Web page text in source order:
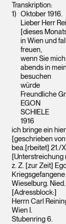
Transkription:
Oktober 1916.
Lieber Herr
[dieses
in Wien und
freuen,
wenn Sie
abends in
besuchen
würde
Freundliche
EGON
SCHIELE
1916
ich bringe ein
[geschrieben
bea.[rbeitet] 21./
[Unterstreichung
z. Z. [zur Zeit]
Wieselburg.
[Adressblock:]
Herrn Carl
Wien I.
Stubenring 6.